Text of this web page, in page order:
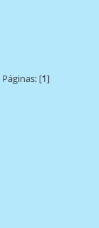
Páginas: [1]